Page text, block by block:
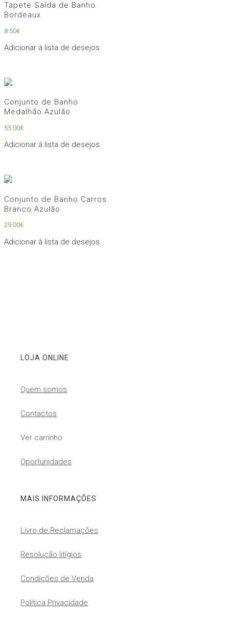
Tapete Saída de Banho
Bordeaux
8.50€
Adicionar à lista de desejos
Conjunto de Banho
Medalhão Azulão
55.00€
Adicionar à lista de desejos
Conjunto de Banho Carros
Branco Azulão
29.00€
Adicionar à lista de desejos
LOJA ONLINE
Quem somos
Contactos
Ver carrinho
Oportunidades
MAIS INFORMAÇÕES
Livro de Reclamações
Resolução litígios
Condições de Venda
Política Privacidade